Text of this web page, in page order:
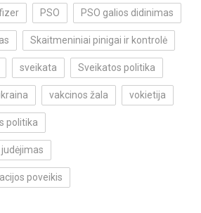
PSO PSO galios didinimas
Skaitmeniniai pinigai ir kontrolė
sveikata Sveikatos politika
vakcinos žala vokietija
politika
poveikis